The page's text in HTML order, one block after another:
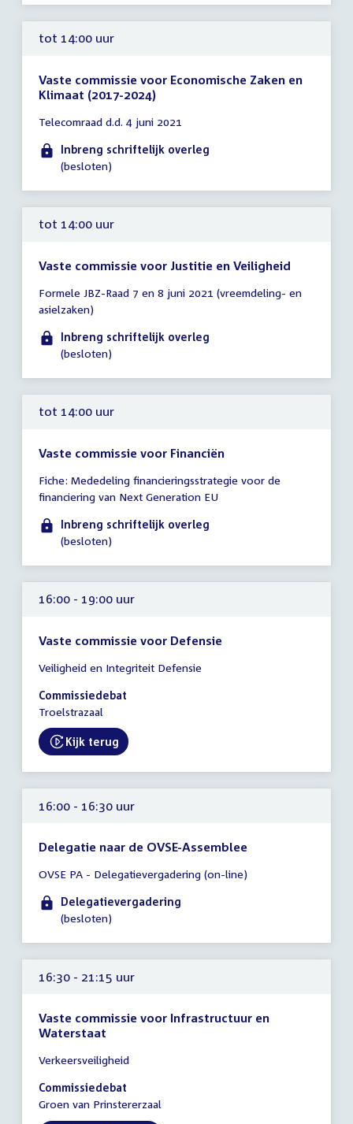
tot 14:00 uur
Vaste commissie voor Economische Zaken en
Klimaat (2017-2024)
vergadering
tot
14:00
Telecomraad d.d. 4 juni 2021
Inbreng schriftelijk overleg
(besloten)
tot 14:00 uur
Vaste commissie voor Justitie en Veiligheid
vergadering
tot
14:00
uur
Formele JBZ-Raad 7 en 8 juni 2021 (vreemdeling- en
asielzaken)
Inbreng schriftelijk overleg
(besloten)
tot 14:00 uur
Vaste commissie voor Financiën
vergadering
tot
14:00
uur
Fiche: Mededeling financieringsstrategie voor de
financiering van Next Generation EU
Inbreng schriftelijk overleg
(besloten)
16:00 - 19:00 uur
Vaste commissie voor Defensie
vergadering
16:00
-
uur
Veiligheid en Integriteit Defensie
Commissiedebat
Troelstrazaal
External link:
Kijk terug
16:00 - 16:30 uur
Delegatie naar de OVSE-Assemblee
vergadering
16:00
-
uur
OVSE PA - Delegatievergadering (on-line)
Delegatievergadering
(besloten)
16:30 - 21:15 uur
Vaste commissie voor Infrastructuur en
Waterstaat
vergadering
16:30
-
Verkeersveiligheid
Commissiedebat
Groen van Prinstererzaal